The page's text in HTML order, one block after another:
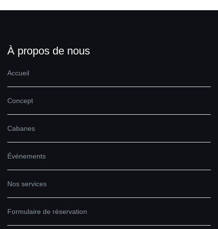
À propos de nous
Accueil
Concept
Cabanes
Événements
Nos services
Formulaire de réservation